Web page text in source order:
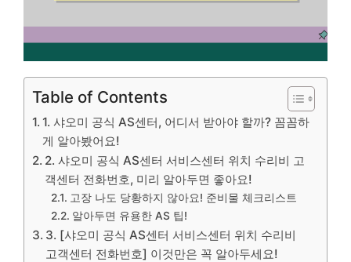
Table of Contents
1. 샤오미 공식 AS센터, 어디서 받아야 할까? 꼼꼼하
게 알아봤어요!
2. 샤오미 공식 AS센터 서비스센터 위치 수리비 고
객센터 전화번호, 미리 알아두면 좋아요!
고장 나도 당황하지 않아요! 준비물 체크리스트
알아두면 유용한 AS 팁!
3. [샤오미 공식 AS센터 서비스센터 위치 수리비
고객센터 전화번호] 이것만은 꼭 알아두세요!